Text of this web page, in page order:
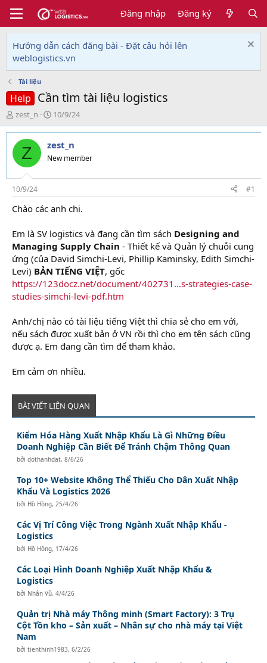
Đăng nhập Đăng ký
Hướng dẫn cách đăng bài - Đặt câu hỏi lên
weblogistics.vn
Tài liệu
Help Cần tìm tài liệu logistics
T
h
r
e
d
s
t
a
r
e
r
zest_n
N
g
à
y
g
i
10/9/24
Z zest_n
New member
10/9/24 #1
Chào các anh chị.
Em là SV logistics và đang cần tìm sách Designing and
Managing Supply Chain - Thiết kế và Quản lý chuỗi cung
ứng (của David Simchi-Levi, Phillip Kaminsky, Edith Simchi-
Levi) BẢN TIẾNG VIỆT, gốc
https://123docz.net/document/402731...s-strategies-case-
studies-simchi-levi-pdf.htm
Anh/chị nào có tài liệu tiếng Việt thì chia sẻ cho em với,
nếu sách được xuất bản ở VN rồi thì cho em tên sách cũng
được ạ. Em đang cần tìm để tham khảo.
Em cảm ơn nhiều.
BÀI VIẾT LIÊN QUAN
Kiểm Hóa Hàng Xuất Nhập Khẩu Là Gì Những Điều
Doanh Nghiệp Cần Biết Để Tránh Chậm Thông Quan
bởidothanhdat,8/6/26
Top 10+ Website Không Thể Thiếu Cho Dân Xuất Nhập
Khẩu Và Logistics 2026
bởi Hồ Hồng, 25/4/26
Các Vị Trí Công Việc Trong Ngành Xuất Nhập Khẩu -
Logistics
bởi Hồ Hồng, 17/4/26
Các Loại Hình Doanh Nghiệp Xuất Nhập Khẩu &
Logistics
bởi Nhân Vũ,4/4/26
Quản trị Nhà máy Thông minh (Smart Factory): 3 Trụ
Cột Tồn kho – Sản xuất – Nhân sự cho nhà máy tại Việt
Nam
bởitienthinh1983,6/2/26